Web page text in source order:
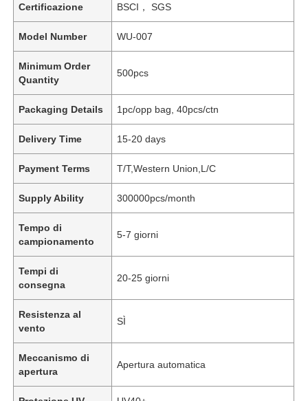
Certificazione BSCI， SGS
Model Number WU-007
Minimum Order
Quantity
500pcs
Packaging Details 1pc/opp bag, 40pcs/ctn
Delivery Time 15-20 days
Payment Terms T/T,Western Union,L/C
Supply Ability 300000pcs/month
Tempo di
campionamento
5-7 giorni
Tempi di
consegna
20-25 giorni
Resistenza al
vento
SÌ
Meccanismo di
apertura
Apertura automatica